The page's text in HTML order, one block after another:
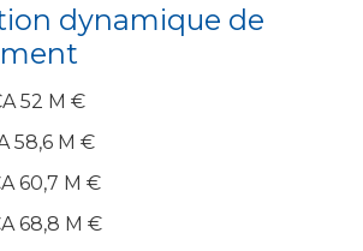
dynamique de
52 M €
58,6 M €
60,7 M €
68,8 M €